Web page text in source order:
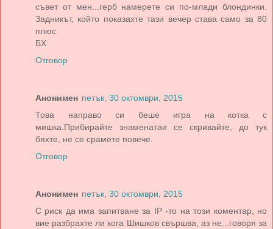
съвет от мен...герб намерете си по-млади блондинки.
Задникът, който показахте тази вечер става само за 80
плюс
БХ
Отговор
Анонимен петък, 30 октомври, 2015
Това направо си беше игра на котка с
мишка.Прибирайте знаменатаи се скривайте, до тук
бяхте, не се срамете повече.
Отговор
Анонимен петък, 30 октомври, 2015
С риск да има запитване за IP -то на този коментар, но
вие разбрахте ли кога Шишков свършва, аз не...говоря за